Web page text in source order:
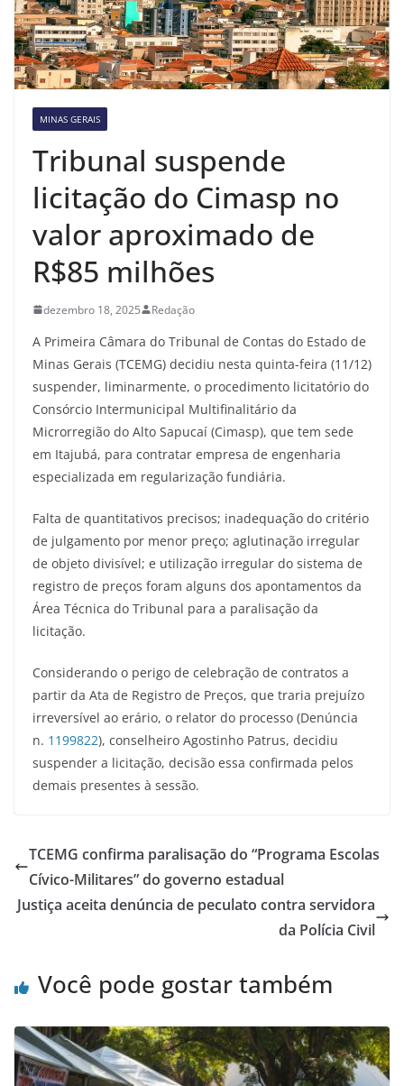
MINAS GERAIS
Tribunal suspende
licitação do Cimasp no
valor aproximado de
R$85 milhões
dezembro 18, 2025 Redação
A Primeira Câmara do Tribunal de Contas do Estado de
Minas Gerais (TCEMG) decidiu nesta quinta-feira (11/12)
suspender, liminarmente, o procedimento licitatório do
Consórcio Intermunicipal Multifinalitário da
Microrregião do Alto Sapucaí (Cimasp), que tem sede
em Itajubá, para contratar empresa de engenharia
especializada em regularização fundiária.
Falta de quantitativos precisos; inadequação do critério
de julgamento por menor preço; aglutinação irregular
de objeto divisível; e utilização irregular do sistema de
registro de preços foram alguns dos apontamentos da
Área Técnica do Tribunal para a paralisação da
licitação.
Considerando o perigo de celebração de contratos a
partir da Ata de Registro de Preços, que traria prejuízo
irreversível ao erário, o relator do processo (Denúncia
n. 1199822), conselheiro Agostinho Patrus, decidiu
suspender a licitação, decisão essa confirmada pelos
demais presentes à sessão.
TCEMG confirma paralisação do “Programa Escolas
Cívico-Militares” do governo estadual
Justiça aceita denúncia de peculato contra servidora
da Polícia Civil
Você pode gostar também